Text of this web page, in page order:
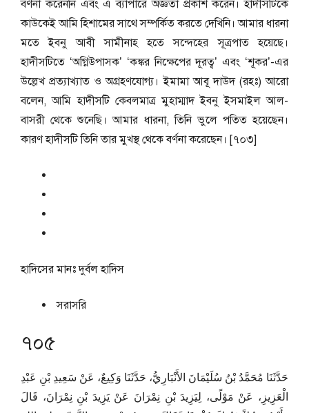
বর্ণনা করেননি এবং এ ব্যাপারে অজ্ঞতা প্রকাশ করেন। হাদীসটিকে
কাউকেই আমি হিশামের সাথে সম্পর্কিত করতে দেখিনি। আমার ধারনা
মতে ইবনু আবী সামীনাহ হতে সন্দেহের সূত্রপাত হয়েছে।
হাদীসটিতে ‘অগ্নিউপাসক’ ‘কঙ্কর নিক্ষেপের দূরত্ব’ এবং ‘শূকর’-এর
উল্লেখ প্রত্যাখ্যাত ও অগ্রহণযোগ্য। ইমামা আবূ দাউদ (রহঃ) আরো
বলেন, আমি হাদীসটি কেবলমাত্র মুহাম্মাদ ইবনু ইসমাইল আল-
বাসরী থেকে শুনেছি। আমার ধারনা, তিনি ভুলে পতিত হয়েছেন।
কারণ হাদীসটি তিনি তার মুখস্থ থেকে বর্ণনা করেছেন। [৭০৩]
হাদিসের মানঃদুর্বল হাদিস
সরাসরি
৭০৫
حَدَّثَنَا مُحَمَّدُ بْنُ سُلَيْمَانَ الأَنْبَارِيُّ، حَدَّثَنَا وَكِيعٌ، عَنْ سَعِيدِ بْنِ عَبْدِ
الْعَزِيزِ، عَنْ مَوْلًى، لِيَزِيدَ بْنِ نِمْرَانَ عَنْ يَزِيدَ بْنِ نِمْرَانَ، قَالَ